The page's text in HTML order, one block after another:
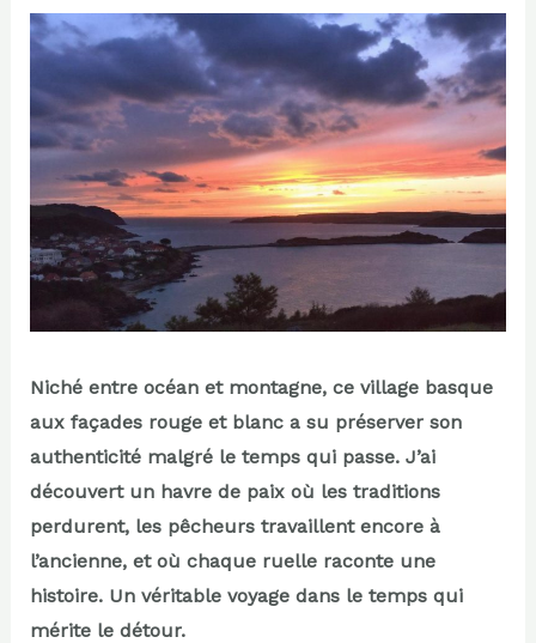
Niché entre océan et montagne, ce village basque
aux façades rouge et blanc a su préserver son
authenticité malgré le temps qui passe. J’ai
découvert un havre de paix où les traditions
perdurent, les pêcheurs travaillent encore à
l’ancienne, et où chaque ruelle raconte une
histoire. Un véritable voyage dans le temps qui
mérite le détour.